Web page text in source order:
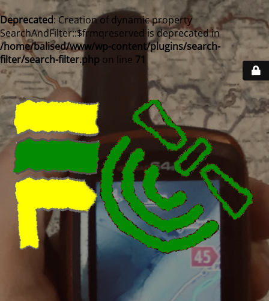
Deprecated: Creation of dynamic property
SearchAndFilter::$frmqreserved is deprecated in
/home/balised/www/wp-content/plugins/search-
filter/search-filter.php on line 71